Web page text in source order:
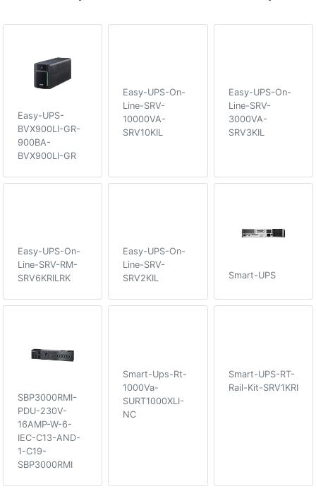
Easy-UPS-
BVX900LI-GR-
900ВA-
BVX900LI-GR
Easy-UPS-On-
Line-SRV-
10000VA-
SRV10KIL
Easy-UPS-On-
Line-SRV-
3000VA-
SRV3KIL
Easy-UPS-On-
Line-SRV-RM-
SRV6KRILRK
Easy-UPS-On-
Line-SRV-
SRV2KIL
Smart-UPS
SBP3000RMI-
PDU-230V-
16AMP-W-6-
IEC-C13-AND-
1-C19-
SBP3000RMI
Smart-Ups-Rt-
1000Va-
SURT1000XLI-
NC
Smart-UPS-RT-
Rail-Kit-SRV1KRI